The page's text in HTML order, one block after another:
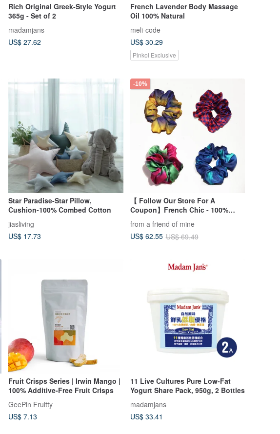
Rich Original Greek-Style Yogurt
365g - Set of 2
madamjans
US$ 27.62
French Lavender Body Massage
Oil 100% Natural
meli-code
US$ 30.29
Pinkoi Exclusive
Star Paradise-Star Pillow,
Cushion-100% Combed Cotton
jiasliving
US$ 17.73
-10%
【 Follow Our Store For A
Coupon】French Chic - 100%
Pure Silk Printed Hair Ties -
Premium Set
from a friend of mine
US$ 62.55 US$ 69.49
Fruit Crisps Series | Irwin Mango |
100% Additive-Free Fruit Crisps
GeePin Fruitty
US$ 7.13
11 Live Cultures Pure Low-Fat
Yogurt Share Pack, 950g, 2 Bottles
madamjans
US$ 33.41